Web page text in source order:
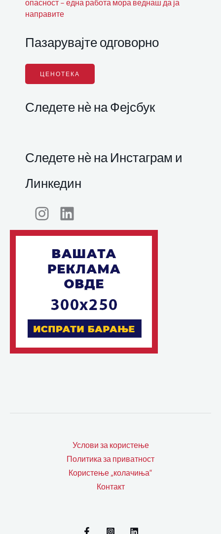
опасност – една работа мора веднаш да ја
направите
Пазарувајте одговорно
ЦЕНОТЕКА
Следете нѐ на Фејсбук
Следете нѐ на Инстаграм и
Линкедин
Услови за користење
Политика за приватност
Користење „колачиња“
Контакт